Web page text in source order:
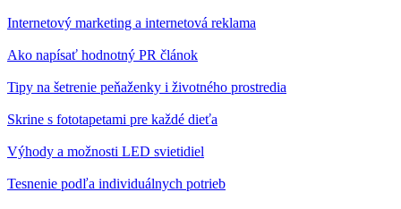
Internetový marketing a internetová reklama
Ako napísať hodnotný PR článok
Tipy na šetrenie peňaženky i životného prostredia
Skrine s fototapetami pre každé dieťa
Výhody a možnosti LED svietidiel
Tesnenie podľa individuálnych potrieb